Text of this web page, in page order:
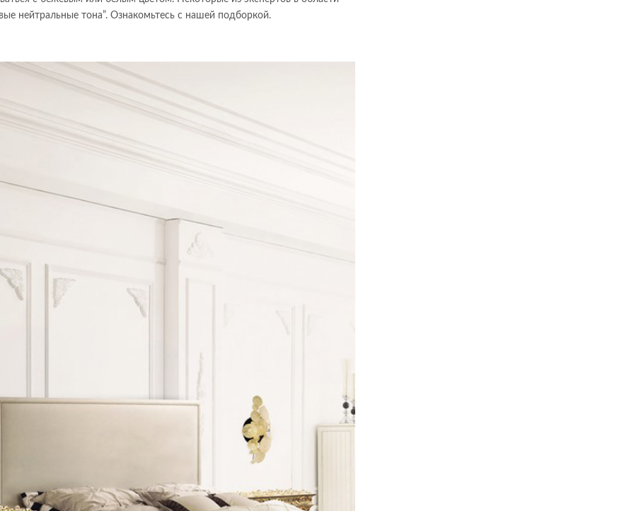
нейтральные тона”. Ознакомьтесь с нашей подборкой.